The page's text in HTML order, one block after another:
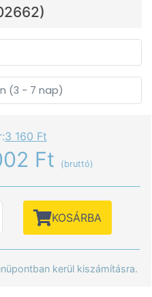
(3 - 7 nap)
3 160 Ft
Ft (bruttó)
KOSÁRBA
kerül kiszámításra.